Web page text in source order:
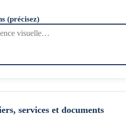
(précisez)
services et documents